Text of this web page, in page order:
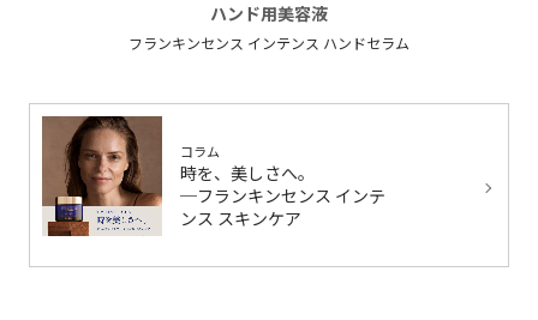
ハンド用美容液
フランキンセンス インテンス ハンドセラム
コラム
時を、美しさへ。
─フランキンセンス インテ
ンス スキンケア